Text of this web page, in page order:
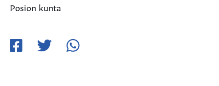
Posion kunta